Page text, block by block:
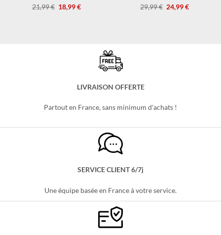
21,99€ Le
prix
18,99€Le
29,99€ Le
prix
24,99€Le
LIVRAISON OFFERTE
Partout en France, sans minimum d'achats !
SERVICE CLIENT 6/7j
Une équipe basée en France à votre service.